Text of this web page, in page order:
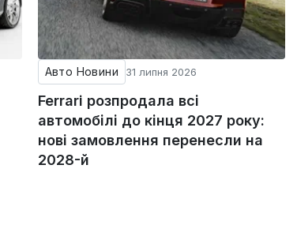
Авто Новини 31 липня 2026
Ferrari розпродала всі
автомобілі до кінця 2027 року:
нові замовлення перенесли на
2028-й